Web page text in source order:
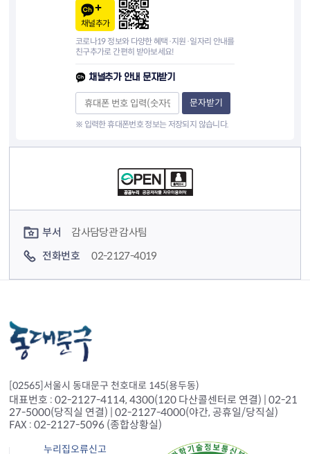
채널추가
코로나19 정보와 다양한 혜택·지원·일자리 안내를
친구추가로 간편히 받아보세요!
채널추가 안내 문자받기
문자받기
※ 입력한 휴대폰번호 정보는 저장되지 않습니다.
부서
감사담당관 감사팀
전화번호
02-2127-4019
[02565]서울시 동대문구 천호대로 145(용두동)
대표번호 : 02-2127-4114, 4300(120 다산콜센터로 연결) | 02-21
27-5000(당직실 연결) | 02-2127-4000(야간, 공휴일/당직실)
FAX : 02-2127-5096 (종합상황실)
누리집오류신고